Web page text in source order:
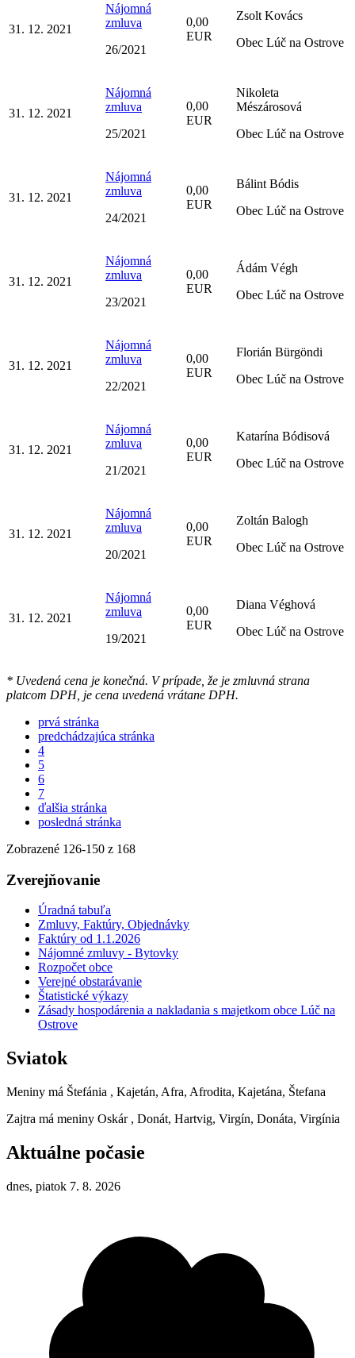
31. 12. 2021
Nájomná
zmluva
26/2021
0,00
EUR
Zsolt Kovács
Obec Lúč na Ostrove
31. 12. 2021
Nájomná
zmluva
25/2021
0,00
EUR
Nikoleta
Mészárosová
Obec Lúč na Ostrove
31. 12. 2021
Nájomná
zmluva
24/2021
0,00
EUR
Bálint Bódis
Obec Lúč na Ostrove
31. 12. 2021
Nájomná
zmluva
23/2021
0,00
EUR
Ádám Végh
Obec Lúč na Ostrove
31. 12. 2021
Nájomná
zmluva
22/2021
0,00
EUR
Florián Bürgöndi
Obec Lúč na Ostrove
31. 12. 2021
Nájomná
zmluva
21/2021
0,00
EUR
Katarína Bódisová
Obec Lúč na Ostrove
31. 12. 2021
Nájomná
zmluva
20/2021
0,00
EUR
Zoltán Balogh
Obec Lúč na Ostrove
31. 12. 2021
Nájomná
zmluva
19/2021
0,00
EUR
Diana Véghová
Obec Lúč na Ostrove
* Uvedená cena je konečná. V prípade, že je zmluvná strana
platcom DPH, je cena uvedená vrátane DPH.
prvá stránka
predchádzajúca stránka
4
5
6
7
ďalšia stránka
posledná stránka
Zobrazené 126-150 z 168
Zverejňovanie
Úradná tabuľa
Zmluvy, Faktúry, Objednávky
Faktúry od 1.1.2026
Nájomné zmluvy - Bytovky
Rozpočet obce
Verejné obstarávanie
Štatistické výkazy
Zásady hospodárenia a nakladania s majetkom obce Lúč na
Ostrove
Sviatok
Meniny má Štefánia , Kajetán, Afra, Afrodita, Kajetána, Štefana
Zajtra má meniny Oskár , Donát, Hartvig, Virgín, Donáta, Virgínia
Aktuálne počasie
dnes, piatok 7. 8. 2026